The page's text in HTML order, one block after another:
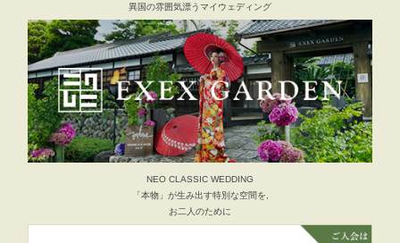
異国の雰囲気漂うマイウェディング
NEO CLASSIC WEDDING
「本物」が生み出す特別な空間を,
お二人のために